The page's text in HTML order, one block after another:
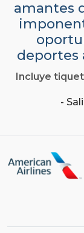
amantes
deportes
Incluye
-